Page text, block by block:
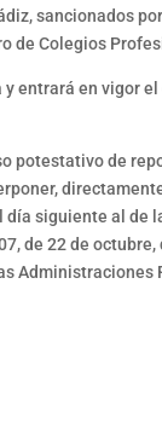
sancionados
de Colegios
entrará en vigor
de
siguiente al
de 22 de